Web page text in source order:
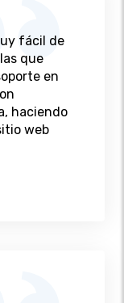
fácil de
que
en
haciendo
web